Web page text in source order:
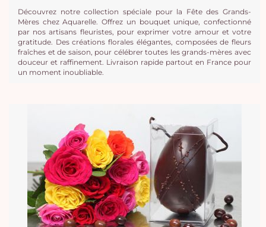
Découvrez notre collection spéciale pour la Fête des Grands-
Mères chez Aquarelle. Offrez un bouquet unique, confectionné
par nos artisans fleuristes, pour exprimer votre amour et votre
gratitude. Des créations florales élégantes, composées de fleurs
fraîches et de saison, pour célébrer toutes les grands-mères avec
douceur et raffinement. Livraison rapide partout en France pour
un moment inoubliable.